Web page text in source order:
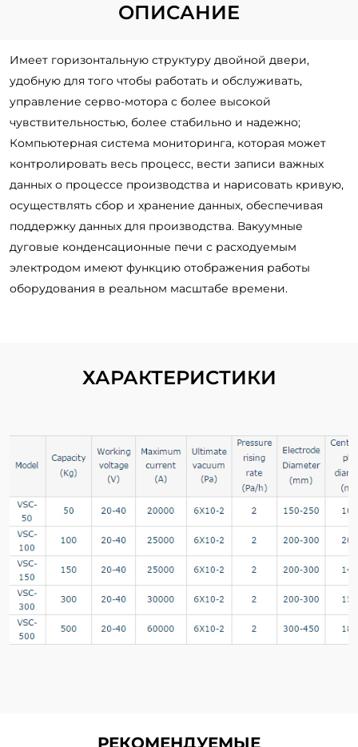
ОПИСАНИЕ
Имеет горизонтальную структуру двойной двери,
удобную для того чтобы работать и обслуживать,
управление серво-мотора с более высокой
чувствительностью, более стабильно и надежно;
Компьютерная система мониторинга, которая может
контролировать весь процесс, вести записи важных
данных о процессе производства и нарисовать кривую,
осуществлять сбор и хранение данных, обеспечивая
поддержку данных для производства. Вакуумные
дуговые конденсационные печи с расходуемым
электродом имеют функцию отображения работы
оборудования в реальном масштабе времени.
ХАРАКТЕРИСТИКИ
РЕКОМЕНДУЕМЫЕ